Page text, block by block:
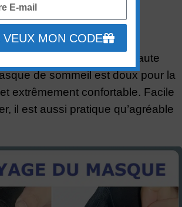
Sommeil Connecté:
et Lavable
de velours et de soie de haute
de sommeil est doux pour la
extrêmement confortable. Facile
il est aussi pratique qu’agréable
VEUX MON CODE